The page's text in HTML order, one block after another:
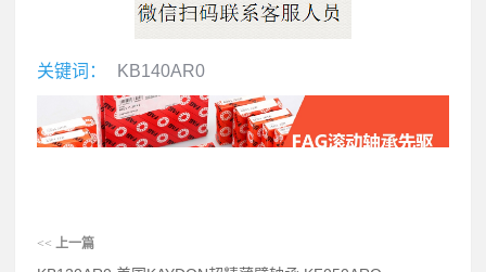
关键词： KB140AR0
<< 上一篇